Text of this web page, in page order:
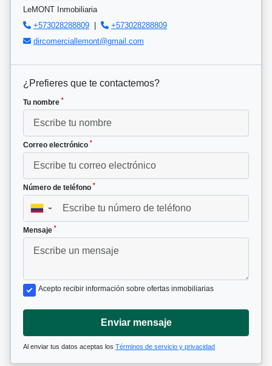
LeMONT Inmobiliaria
+573028288809 |
+573028288809
dircomerciallemont@gmail.com
¿Prefieres que te contactemos?
Tu nombre *
Correo electrónico *
Número de teléfono *
▼
Mensaje *
Acepto recibir información sobre ofertas inmobiliarias
Enviar mensaje
Al enviar tus datos aceptas los Términos de servicio y privacidad